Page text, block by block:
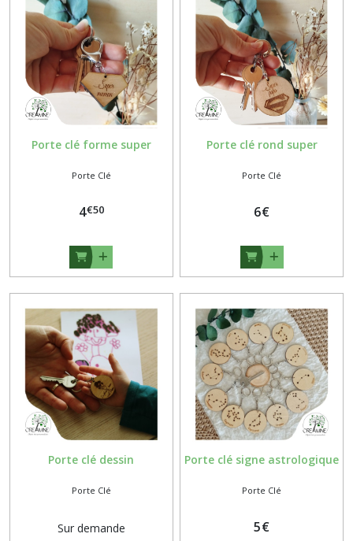
Porte clé forme super
Porte Clé
4€50
Porte clé rond super
Porte Clé
6€
Porte clé dessin
Porte Clé
Sur demande
Porte clé signe astrologique
Porte Clé
5€